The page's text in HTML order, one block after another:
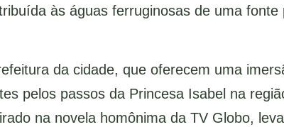
às águas ferruginosas de uma fonte
da cidade, que oferecem uma
pelos passos da Princesa Isabel na
na novela homônima da TV Globo,